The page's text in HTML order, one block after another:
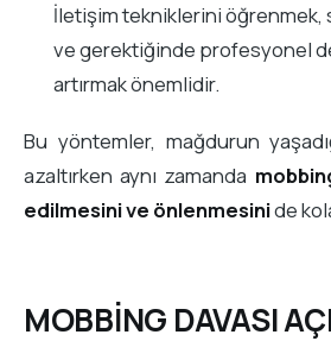
İletişim tekniklerini öğrenmek,
ve gerektiğinde profesyonel
artırmak önemlidir.
Bu yöntemler, mağdurun
azaltırken aynı zamanda
edilmesini ve önlenmesinide
MOBBİNG DAVASI